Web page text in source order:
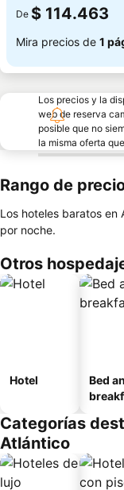
De $ 114.463
Mira precios de 1
Los precios y la
web de reserva
posible que no
la misma oferta
Rango de
Los hoteles baratos en
por noche.
Otros
Hotel
Bed
Categorías
Atlántico